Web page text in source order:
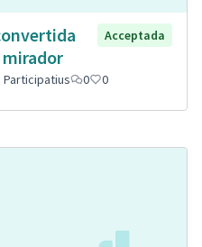
Acceptada
0 0